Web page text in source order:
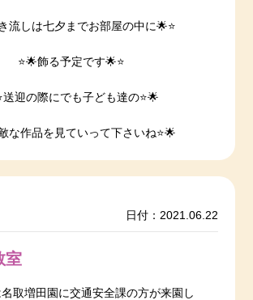
流しは七夕までお部屋の中に🌟⭐️
⭐️🌟飾る予定です🌟⭐️
送迎の際にでも子ども達の⭐️🌟
な作品を見ていって下さいね⭐️🌟
日付：2021.06.22
室
取増田園に交通安全課の方が来園し